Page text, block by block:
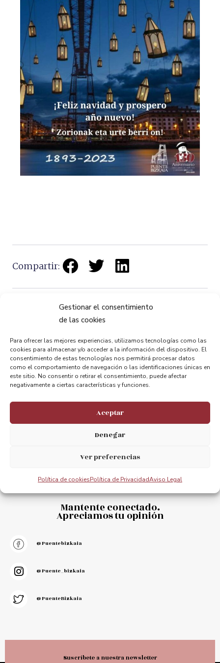
Gestionar el consentimiento
de las cookies
Para ofrecer las mejores experiencias, utilizamos tecnologías como las
cookies para almacenar y/o acceder a la información del dispositivo. El
consentimiento de estas tecnologías nos permitirá procesar datos
como el comportamiento de navegación o las identificaciones únicas en
este sitio. No consentir o retirar el consentimiento, puede afectar
negativamente a ciertas características y funciones.
Aceptar
Denegar
Ver preferencias
Política de cookiesPolítica de PrivacidadAviso Legal
Compartir:
ANTERIOR
Feliz navidad y prospero año nuevo
PRÓXIMO
130 años de movilidad con el Puente Bizkaia
Mantente conectado.
Apreciamos tu opinión
@puentebizkaia
@puente_bizkaia
@PuenteBizkaia
Suscríbete a nuestra newsletter